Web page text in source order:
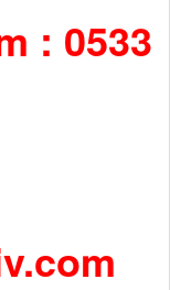
: 0533